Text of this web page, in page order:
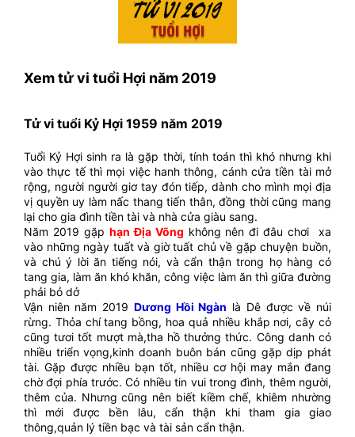
Xem tử vi tuổi Hợi năm 2019
Tử vi tuổi Kỷ Hợi 1959 năm 2019
Tuổi Kỷ Hợi sinh ra là gặp thời, tính toán thì khó nhưng khi
vào thực tế thì mọi việc hanh thông, cánh cửa tiền tài mở
rộng, người người giơ tay đón tiếp, dành cho mình mọi địa
vị quyền uy làm nấc thang tiến thân, đồng thời cũng mang
lại cho gia đình tiền tài và nhà cửa giàu sang.
Năm 2019 gặp hạn Địa Võng không nên đi đâu chơi xa
vào những ngày tuất và giờ tuất chủ về gặp chuyện buồn,
và chú ý lời ăn tiếng nói, và cẩn thận trong họ hàng có
tang gia, làm ăn khó khăn, công việc làm ăn thì giữa đường
phải bỏ dở
Vận niên năm 2019 Dương Hồi Ngàn là Dê được về núi
rừng. Thỏa chí tang bồng, hoa quả nhiều khắp nơi, cây cỏ
cũng tươi tốt mượt mà,tha hồ thưởng thức. Công danh có
nhiều triển vọng,kinh doanh buôn bán cũng gặp dịp phát
tài. Gặp được nhiều bạn tốt, nhiều cơ hội may mắn đang
chờ đợi phía trước. Có nhiều tin vui trong đình, thêm người,
thêm của. Nhưng cũng nên biết kiềm chế, khiêm nhường
thì mới được bền lâu, cẩn thận khi tham gia giao
thông,quản lý tiền bạc và tài sản cẩn thận.